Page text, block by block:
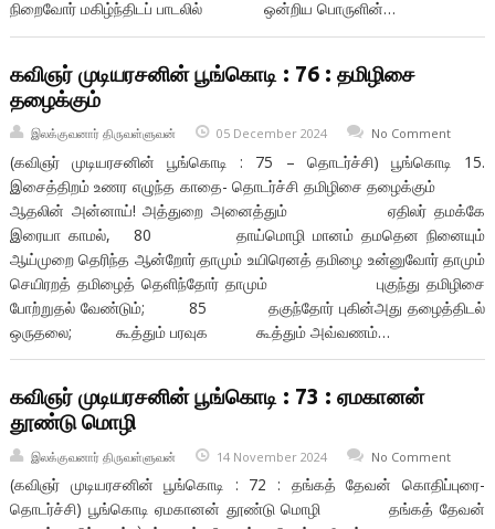
நிறைவோர் மகிழ்ந்திடப் பாடலில் ஒன்றிய பொருளின்…
கவிஞர் முடியரசனின் பூங்கொடி : 76 : தமிழிசை
தழைக்கும்
இலக்குவனார் திருவள்ளுவன் 05 December 2024 No Comment
(கவிஞர் முடியரசனின் பூங்கொடி : 75 – தொடர்ச்சி) பூங்கொடி 15.
இசைத்திறம் உணர எழுந்த காதை- தொடர்ச்சி தமிழிசை தழைக்கும்
ஆதலின் அன்னாய்! அத்துறை அனைத்தும் ஏதிலர் தமக்கே
இரையா காமல், 80 தாய்மொழி மானம் தமதென நினையும்
ஆய்முறை தெரிந்த ஆன்றோர் தாமும் உயிரெனத் தமிழை உன்னுவோர் தாமும்
செயிரறத் தமிழைத் தெளிந்தோர் தாமும் புகுந்து தமிழிசை
போற்றுதல் வேண்டும்; 85 தகுந்தோர் புகின்அது தழைத்திடல்
ஒருதலை; கூத்தும் பரவுக கூத்தும் அவ்வணம்…
கவிஞர் முடியரசனின் பூங்கொடி : 73 : ஏமகானன்
தூண்டு மொழி
இலக்குவனார் திருவள்ளுவன் 14 November 2024 No Comment
(கவிஞர் முடியரசனின் பூங்கொடி : 72 : தங்கத் தேவன் கொதிப்புரை-
தொடர்ச்சி) பூங்கொடி ஏமகானன் தூண்டு மொழி தங்கத் தேவன்